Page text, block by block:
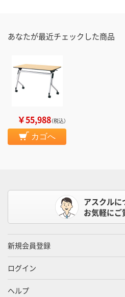
あなたが最近チェックした商品
￥55,988（税込）
カゴへ
アスクルに
お気軽にご
新規会員登録
ログイン
ヘルプ